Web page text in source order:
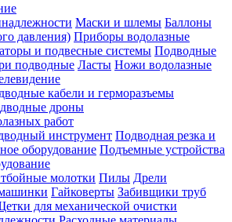
Маски и шлемы Баллоны
давления) Приборы водолазные
и подвесные системы Подводные
подводные Ласты Ножи водолазные
кабели и герморазъемы
дроны
работ
инструмент Подводная резка и
оборудование Подъемные устройства
молотки Пилы Дрели
Гайковерты Забивщики труб
для механической очистки